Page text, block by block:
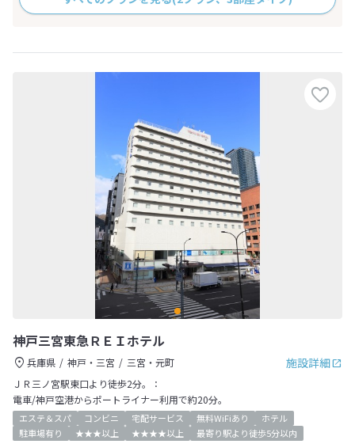
神戸三宮東急ＲＥＩホテル
施設詳細
兵庫県 神戸・三宮
三宮・元町
ＪＲ三ノ宮駅東口より徒歩2分。：
電車/神戸空港からポートライナー利用で約20分。
エステ＆スパ コンビニ 宅配サービス 無料WiFiあり
ホテル
駐車場有り
★★★以上 ★★★★以上 最寄り駅より徒歩5分以内